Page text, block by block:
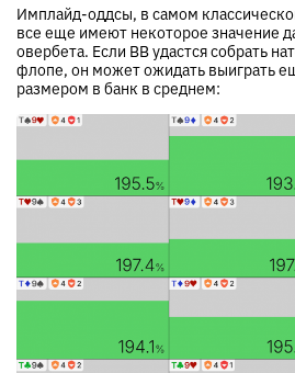
Имплайд-оддсы, в самом
все еще имеют некоторое значение
овербета. Если BB удастся собрать
флопе, он может ожидать выиграть
размером в банк в среднем: